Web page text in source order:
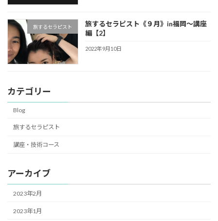
旅するセラピスト
旅するセラピスト《９月》in福岡〜講座
編【2】
2022年9月10日
カテゴリー
Blog
旅するセラピスト
講座・技術コース
アーカイブ
2023年2月
2023年1月